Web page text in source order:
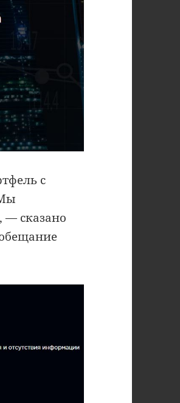
с
— сказано